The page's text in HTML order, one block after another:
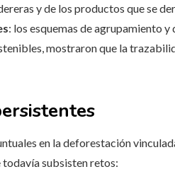
y de los productos que se
: los esquemas de agrupamiento
mostraron que la
en la deforestación
todavía subsisten retos: